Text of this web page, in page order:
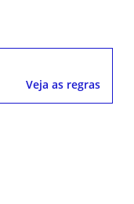
Veja as regras